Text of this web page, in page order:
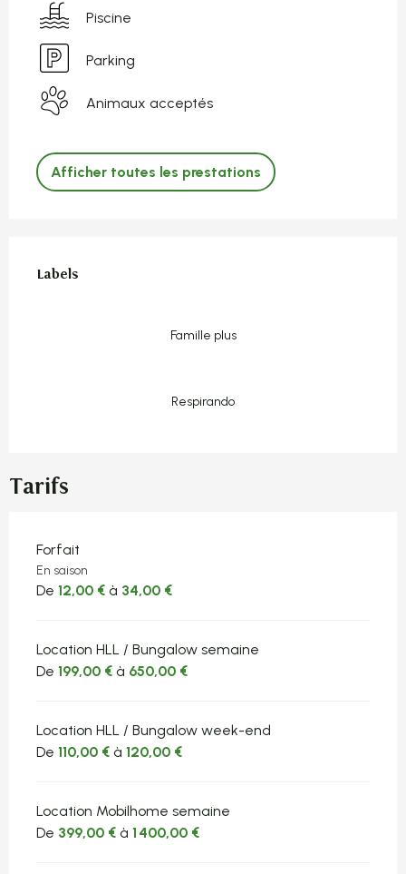
Piscine
Parking
Animaux acceptés
Afficher toutes les prestations
Labels
Labels
Famille plus
Respirando
Tarifs
Tarifs 2026
Forfait
En saison
De 12,00 € à 34,00 €
Location HLL / Bungalow semaine
De 199,00 € à 650,00 €
Location HLL / Bungalow week-end
De 110,00 € à 120,00 €
Location Mobilhome semaine
De 399,00 € à 1 400,00 €